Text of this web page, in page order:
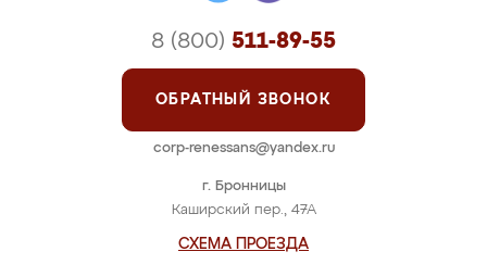
г. Бронницы
Каширский пер., 47А
СХЕМА ПРОЕЗДА
8 (800) 511-89-55
ОБРАТНЫЙ ЗВОНОК
corp-renessans@yandex.ru